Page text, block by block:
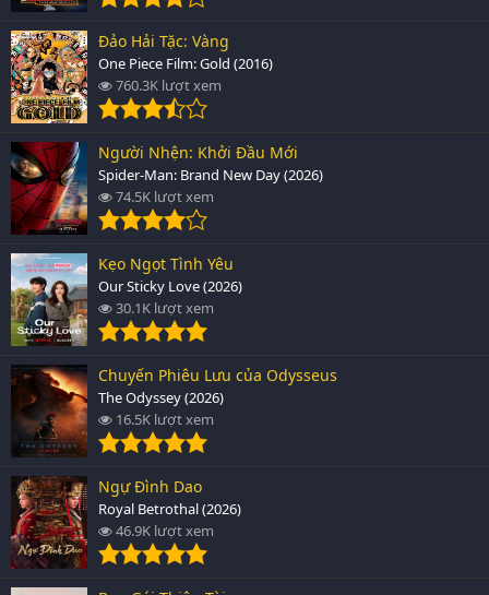
Đảo Hải Tặc: Vàng
One Piece Film: Gold (2016)
760.3K lượt xem
Người Nhện: Khởi Đầu Mới
Spider-Man: Brand New Day (2026)
74.5K lượt xem
Kẹo Ngọt Tình Yêu
Our Sticky Love (2026)
30.1K lượt xem
Chuyến Phiêu Lưu của Odysseus
The Odyssey (2026)
16.5K lượt xem
Ngự Đình Dao
Royal Betrothal (2026)
46.9K lượt xem